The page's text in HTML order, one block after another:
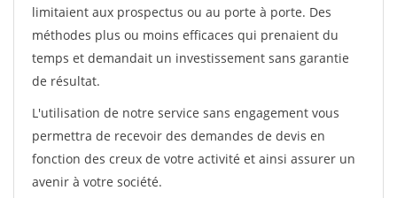
limitaient aux prospectus ou au porte à porte. Des
méthodes plus ou moins efficaces qui prenaient du
temps et demandait un investissement sans garantie
de résultat.
L'utilisation de notre service sans engagement vous
permettra de recevoir des demandes de devis en
fonction des creux de votre activité et ainsi assurer un
avenir à votre société.